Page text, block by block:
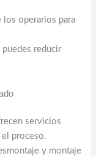
los operarios para
reducir
servicios
proceso.
y montaje